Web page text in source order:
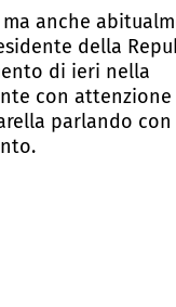
anche
della
di ieri nella
con attenzione
parlando con